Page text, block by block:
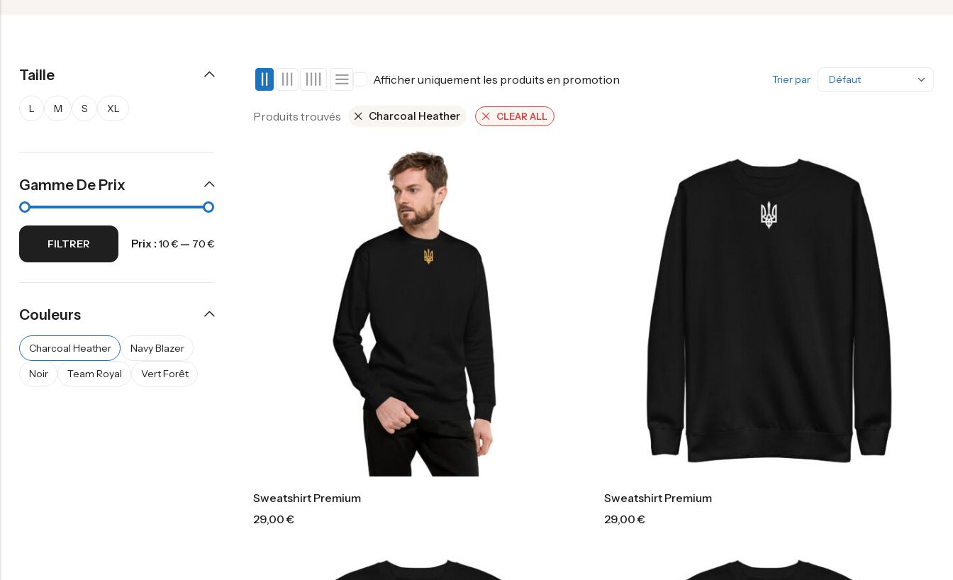
Afficher uniquement les produits en promotion Trier par
Produits trouvés Charcoal Heather CLEAR ALL
Sweatshirt Premium
29,00€
Sweatshirt Premium
29,00€
Taille
L M S XL
Gamme De Prix
FILTRER Prix : 10 € — 70 €
Couleurs
Charcoal Heather
Navy Blazer
Noir
Team Royal Vert Forêt